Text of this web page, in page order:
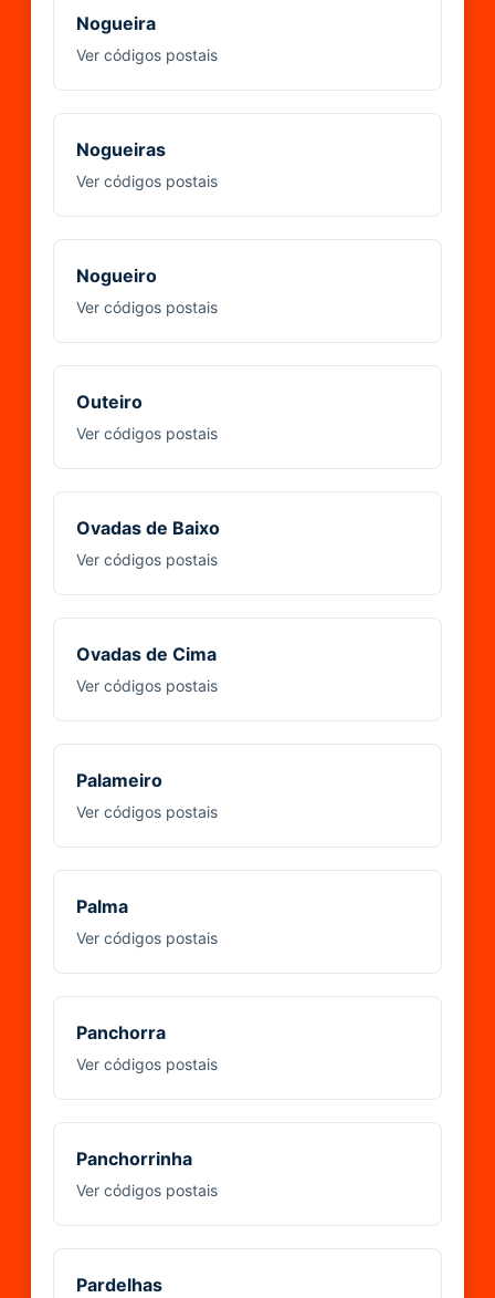
Nogueira
Ver códigos postais
Nogueiras
Ver códigos postais
Nogueiro
Ver códigos postais
Outeiro
Ver códigos postais
Ovadas de Baixo
Ver códigos postais
Ovadas de Cima
Ver códigos postais
Palameiro
Ver códigos postais
Palma
Ver códigos postais
Panchorra
Ver códigos postais
Panchorrinha
Ver códigos postais
Pardelhas